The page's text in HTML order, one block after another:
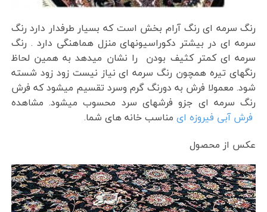
رنگ سرمه ای رنگ آرام بخش است که بسیار طرفدار دارد رنگ
سرمه ای در بیشتر دکوراسیونهای منزل هماهنگی دارد . رنگ
سرمه ای کمتر کثیف بودن را نشان میدهد به همین لحاظ
رنگهای تیره همچون رنگ سرمه ای نیاز نیست زود زود شسته
شود. معمولا فرش به دورنگ گرم وسرد تقسیم میشود که فرش
رنگ سرمه ای جزو فرشهای سرد محسوب میشود. مشاهده
فرش آبی فیروزه ایمناسب خانه های شما.
عکس از محصول